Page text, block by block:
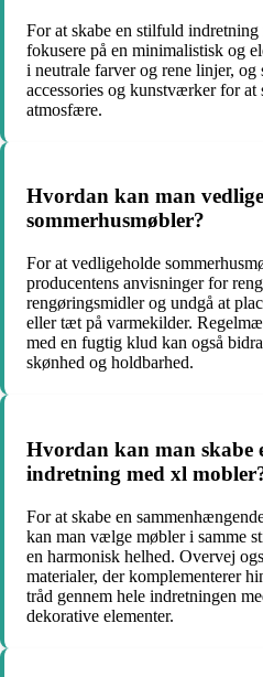
For at skabe en stilfuld
fokusere på en minimalistisk og
i neutrale farver og rene linjer, og
accessories og kunstværker for
atmosfære.
Hvordan kan man
sommerhusmøbler?
For at vedligeholde
producentens anvisninger for
rengøringsmidler og undgå at
eller tæt på varmekilder.
med en fugtig klud kan også
skønhed og holdbarhed.
Hvordan kan man skabe
indretning med xl
For at skabe en
kan man vælge møbler i samme
en harmonisk helhed. Overvej
materialer, der komplementerer
tråd gennem hele indretningen
dekorative elementer.